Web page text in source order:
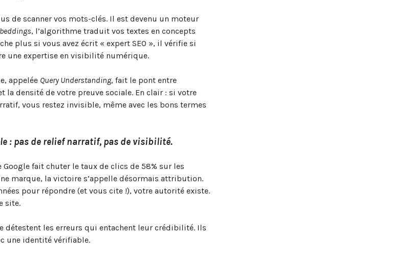
de scanner vos mots-clés. Il est devenu un moteur
, l’algorithme traduit vos textes en concepts
plus si vous avez écrit « expert SEO », il vérifie si
une expertise en visibilité numérique.
appelée Query Understanding, fait le pont entre
la densité de votre preuve sociale. En clair : si votre
vous restez invisible, même avec les bons termes
: pas de relief narratif, pas de visibilité.
Google fait chuter le taux de clics de 58% sur les
marque, la victoire s’appelle désormais attribution.
pour répondre (et vous cite !), votre autorité existe.
site.
détestent les erreurs qui entachent leur crédibilité. Ils
une identité vérifiable.